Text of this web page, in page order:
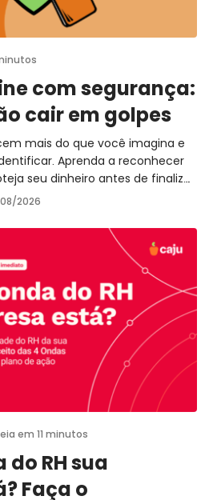
com segurança:
cair em golpes
mais do que você imagina e
Aprenda a reconhecer
seu dinheiro antes de finalizar
2026
em 11 minutos
do RH sua
Faça o